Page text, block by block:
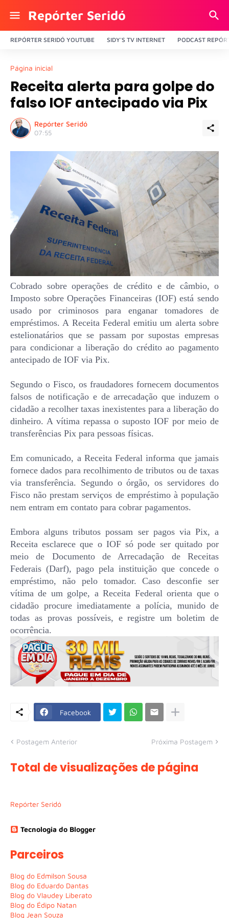
Repórter Seridó
REPÓRTER SERIDÓ YOUTUBE SIDY'S TV INTERNET PODCAST
Página inicial
Receita alerta para golpe do
falso IOF antecipado via Pix
Repórter Seridó
07:55
Cobrado sobre operações de crédito e de câmbio, o
Imposto sobre Operações Financeiras (IOF) está sendo
usado por criminosos para enganar tomadores de
empréstimos. A Receita Federal emitiu um alerta sobre
estelionatários que se passam por supostas empresas
para condicionar a liberação do crédito ao pagamento
antecipado de IOF via Pix.
Segundo o Fisco, os fraudadores fornecem documentos
falsos de notificação e de arrecadação que induzem o
cidadão a recolher taxas inexistentes para a liberação do
dinheiro. A vítima repassa o suposto IOF por meio de
transferências Pix para pessoas físicas.
Em comunicado, a Receita Federal informa que jamais
fornece dados para recolhimento de tributos ou de taxas
via transferência. Segundo o órgão, os servidores do
Fisco não prestam serviços de empréstimo à população
nem entram em contato para cobrar pagamentos.
Embora alguns tributos possam ser pagos via Pix, a
Receita esclarece que o IOF só pode ser quitado por
meio de Documento de Arrecadação de Receitas
Federais (Darf), pago pela instituição que concede o
empréstimo, não pelo tomador. Caso desconfie ser
vítima de um golpe, a Receita Federal orienta que o
cidadão procure imediatamente a polícia, munido de
todas as provas possíveis, e registre um boletim de
ocorrência.
Facebook
Postagem Anterior Próxima Postagem
Total de visualizações de página
Repórter Seridó
Tecnologia do Blogger
Parceiros
Blog do Edmilson Sousa
Blog do Eduardo Dantas
Blog do Vlaudey Liberato
Blog do Édipo Natan
Blog Jean Souza